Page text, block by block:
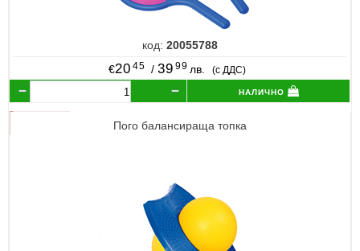
код: 20055788
€20 45 / 39 99 лв. (с ДДС)
налично
Пого балансираща топка